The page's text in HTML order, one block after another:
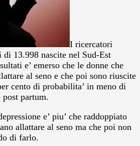
I ricercatori
13.998 nascite nel Sud-Est
e’ emerso che le donne che
al seno e che poi sono riuscite
cento di probabilita’ in meno di
partum.
e’ piu’ che raddoppiato
allattare al seno ma che poi non
di farlo.